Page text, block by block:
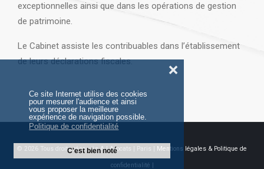
Ce site Internet utilise des cookies
pour mesurer l'audience et ainsi
vous proposer la meilleure
expérience de navigation possible.
Politique de confidentialité
C'est bien noté
❌
exceptionnelles ainsi que dans les opérations de gestion
de patrimoine.
Le Cabinet assiste les contribuables dans l’établissement
de leurs déclarations fiscales.
© 2026 Tous droits réservés AJ Avocats | Paris | Mentions légales & Politique de
confidentialité |